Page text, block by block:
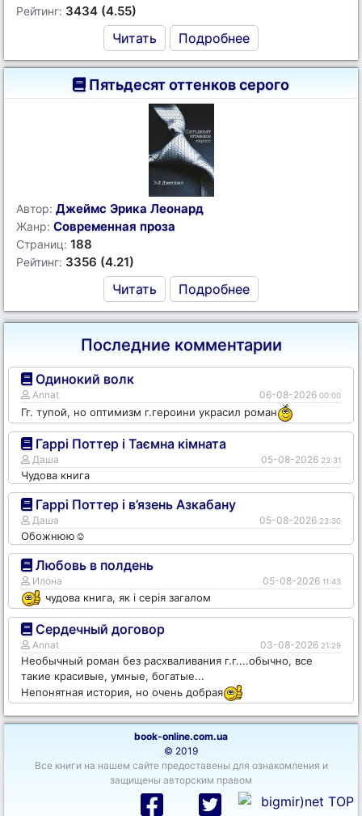
Рейтинг: 3434 (4.55)
Читать Подробнее
Пятьдесят оттенков серого
Автор: Джеймс Эрика Леонард
Жанр: Современная проза
Страниц: 188
Рейтинг: 3356 (4.21)
Читать Подробнее
Последние комментарии
Одинокий волк
Annat 06-08-2026 00:00
Гг. тупой, но оптимизм г.героини украсил роман
Гаррі Поттер і Таємна кімната
Даша 05-08-2026 23:31
Чудова книга
Гаррі Поттер і в’язень Азкабану
Даша 05-08-2026 23:30
Обожнюю☺️
Любовь в полдень
Илона 05-08-2026 11:43
чудова книга, як і серія загалом
Сердечный договор
Annat 03-08-2026 21:29
Необычный роман без расхваливания г.г....обычно, все
такие красивые, умные, богатые...
Непонятная история, но очень добрая
book-online.com.ua
© 2019
Все книги на нашем сайте предоставены для ознакомления и
защищены авторским правом